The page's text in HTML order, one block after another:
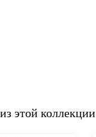
этой коллекции